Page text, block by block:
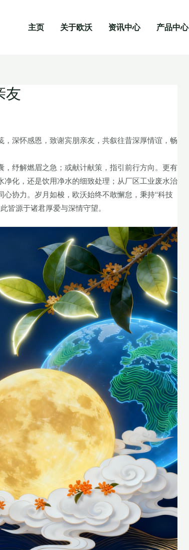
主页 关于欧沃 资讯中心 产品中心
友
深怀感恩，致谢宾朋亲友，共叙往昔深厚情谊，畅
纾解燃眉之急；或献计献策，指引前行方向。更有
化，还是饮用净水的细致处理；从厂区工业废水治
协力。岁月如梭，欧沃始终不敢懈怠，秉持“科技
皆源于诸君厚爱与深情守望。